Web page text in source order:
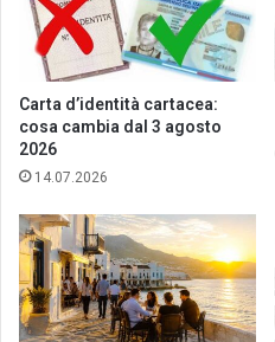
Carta d’identità cartacea:
cosa cambia dal 3 agosto
2026
14.07.2026